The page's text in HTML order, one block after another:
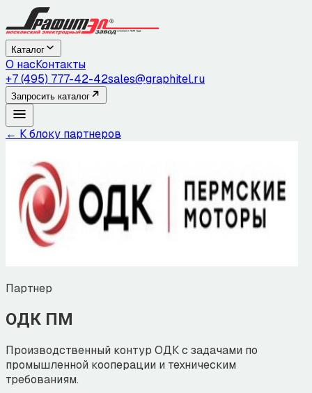
Каталог
О насКонтакты
+7 (495) 777-42-42sales@graphitel.ru
Запросить каталог
← К блоку партнеров
Партнер
ОДК ПМ
Производственный контур ОДК с задачами по
промышленной кооперации и техническим
требованиям.